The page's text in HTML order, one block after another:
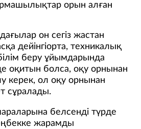
орын алған
он сегіз жастан
дейінгіорта, техникалық
беру ұйымдарында
оқитын болса, оқу орнынан
керек, ол оқу орнынан
сұралады.
белсенді түрде
жарамды